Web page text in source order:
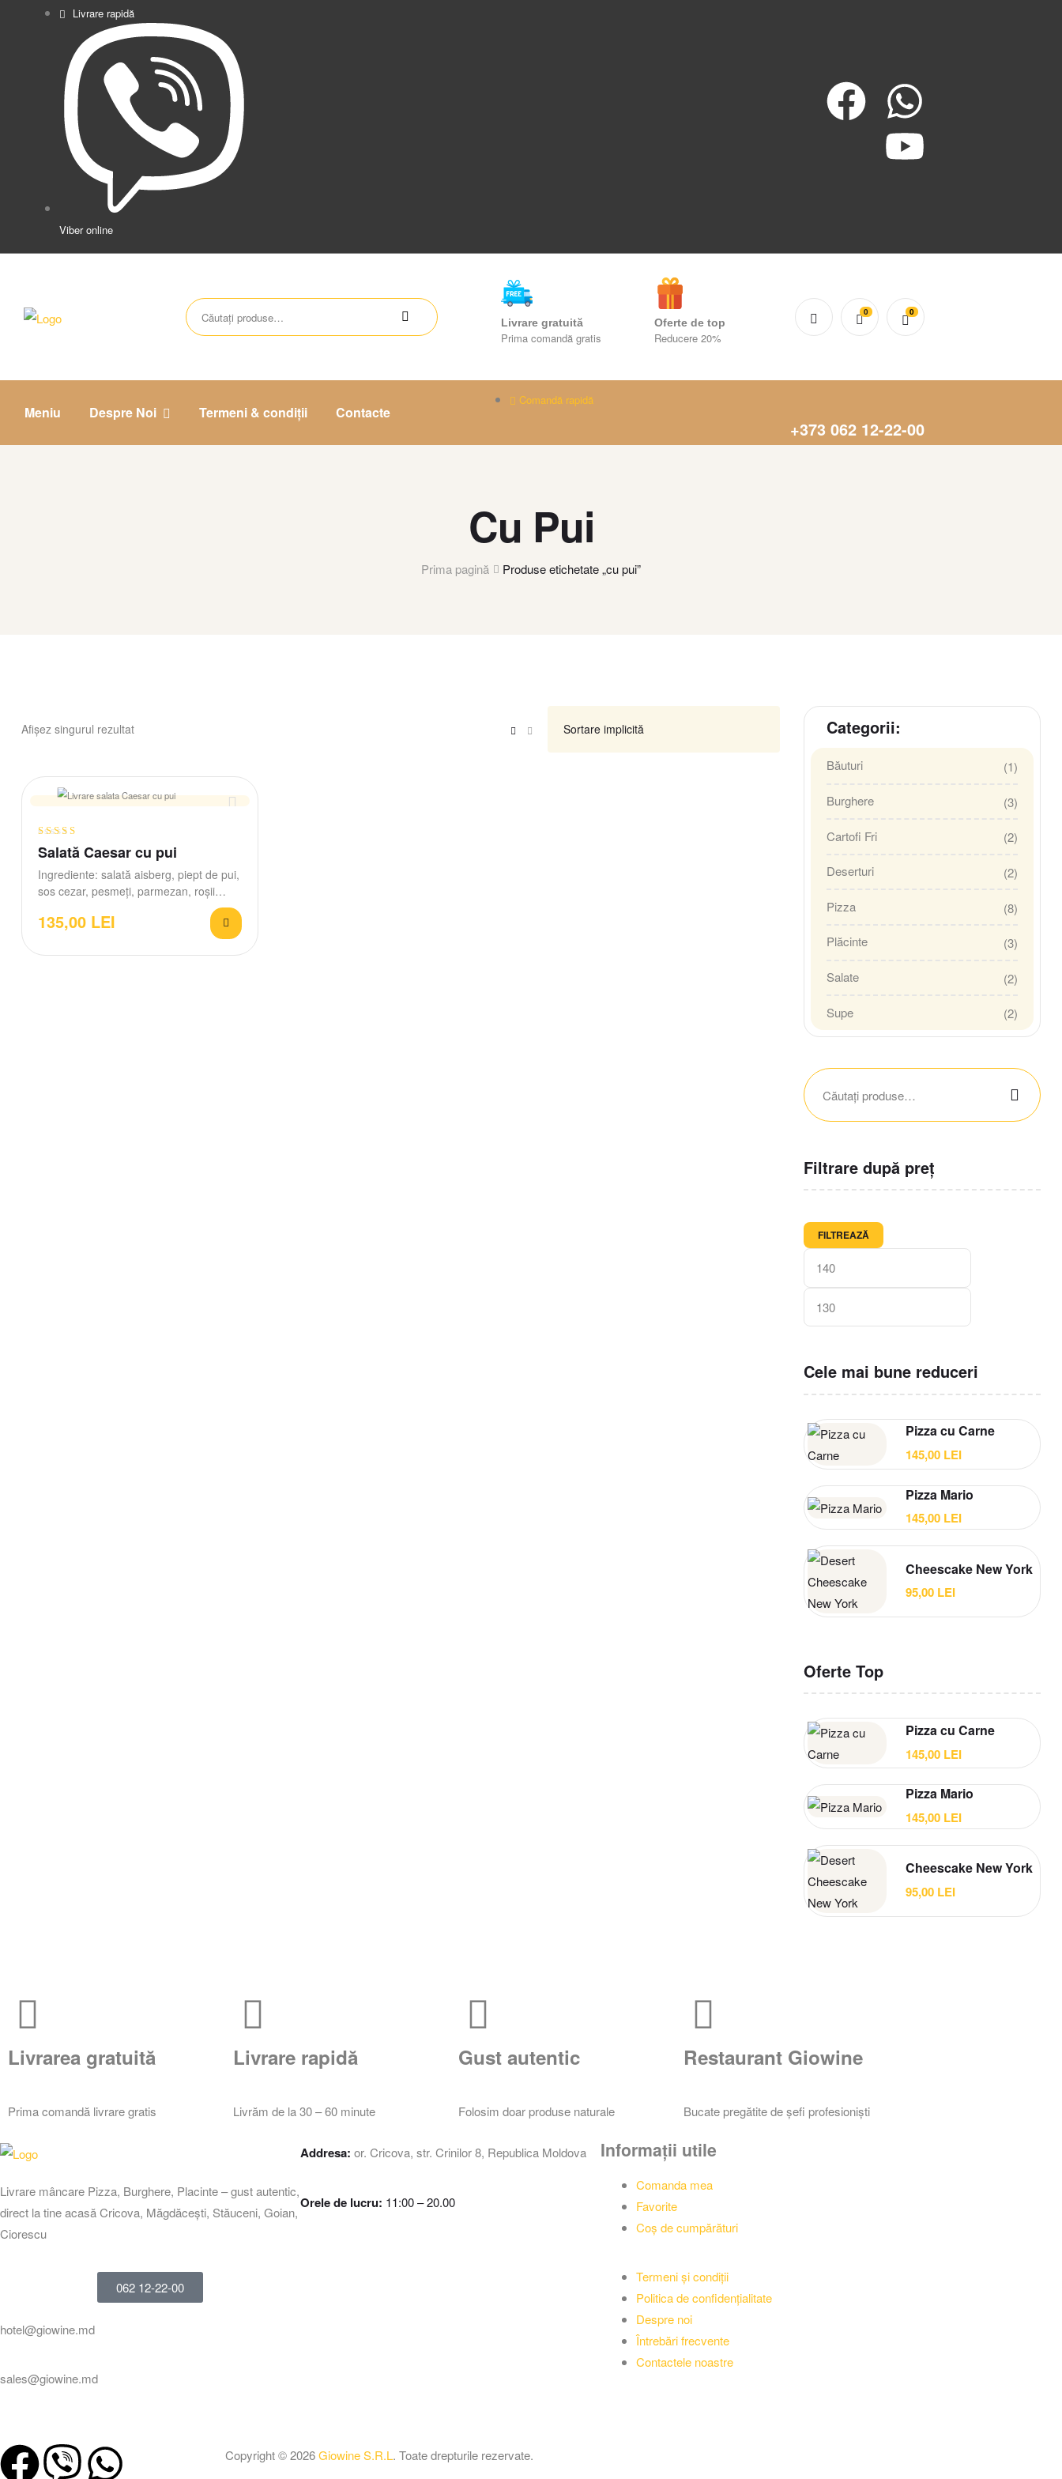
Livrare rapidă
Viber online
Livrare gratuită
Prima comandă gratis
Oferte de top
Reducere 20%
0 0
Meniu Despre Noi Termeni & condiții Contacte
Comandă rapidă
+373 062 12-22-00
Cu Pui
Prima pagină Produse etichetate „cu pui”
Afișez singurul rezultat
Evaluat la
Salată Caesar cu pui
Ingrediente: salată aisberg, piept de pui,
sos cezar, pesmeți, parmezan, roșii
135,00 LEI
Categorii:
Băuturi (1)
Burghere (3)
Cartofi Fri (2)
Deserturi (2)
Pizza (8)
Plăcinte (3)
Salate (2)
Supe (2)
Filtrare după preț
FILTREAZĂ
Cele mai bune reduceri
Pizza cu Carne
145,00 LEI
Pizza Mario
145,00 LEI
Cheescake New York
95,00 LEI
Oferte Top
Pizza cu Carne
145,00 LEI
Pizza Mario
145,00 LEI
Cheescake New York
95,00 LEI
Livrarea gratuită
Prima comandă livrare gratis
Livrare rapidă
Livrăm de la 30 – 60 minute
Gust autentic
Folosim doar produse naturale
Restaurant Giowine
Bucate pregătite de șefi profesioniști
Livrare mâncare Pizza, Burghere, Placinte – gust autentic,
direct la tine acasă Cricova, Măgdăcești, Stăuceni, Goian,
Ciorescu
062 12-22-00
hotel@giowine.md
sales@giowine.md
Addresa: or. Cricova, str. Crinilor 8, Republica Moldova
Orele de lucru: 11:00 – 20.00
Informații utile
Comanda mea
Favorite
Coș de cumpărături
Termeni și condiții
Politica de confidențialitate
Despre noi
Întrebări frecvente
Contactele noastre
Copyright © 2026Giowine S.R.L. Toate drepturile rezervate.